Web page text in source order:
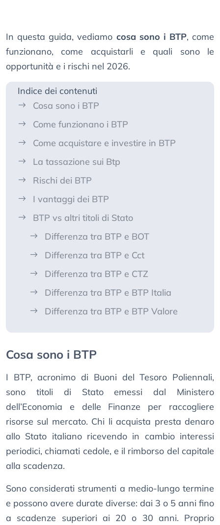
In questa guida, vediamo cosa sono i BTP, come
funzionano, come acquistarli e quali sono le
opportunità e i rischi nel 2026.
Indice dei contenuti
Cosa sono i BTP
Come funzionano i BTP
Come acquistare e investire in BTP
La tassazione sui Btp
Rischi dei BTP
I vantaggi dei BTP
BTP vs altri titoli di Stato
Differenza tra BTP e BOT
Differenza tra BTP e Cct
Differenza tra BTP e CTZ
Differenza tra BTP e BTP Italia
Differenza tra BTP e BTP Valore
Cosa sono i BTP
I BTP, acronimo di Buoni del Tesoro Poliennali,
sono titoli di Stato emessi dal Ministero
dell’Economia e delle Finanze per raccogliere
risorse sul mercato. Chi li acquista presta denaro
allo Stato italiano ricevendo in cambio interessi
periodici, chiamati cedole, e il rimborso del capitale
alla scadenza.
Sono considerati strumenti a medio-lungo termine
e possono avere durate diverse: dai 3 o 5 anni fino
a scadenze superiori ai 20 o 30 anni. Proprio